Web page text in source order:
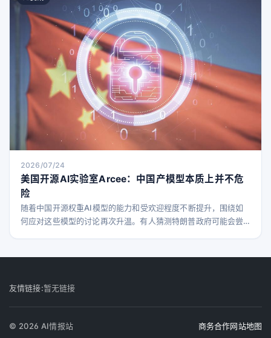
成资源浪费。大量客户支持请求涉及基本信息查询，如账户余
额，这类任务并不需要
2026/07/24
美国开源AI实验室Arcee：中国产模型本质上并不危
险
随着中国开源权重AI模型的能力和受欢迎程度不断提升，围绕如
何应对这些模型的讨论再次升温。有人猜测特朗普政府可能会尝
人们担心这些模型可能带来某种
友情链接:暂无链接
© 2026 AI情报站 商务合作网站地图